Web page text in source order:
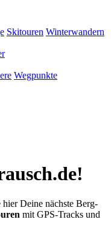
Skitouren Winterwandern
Wegpunkte
Deine nächste Berg-
mit GPS-Tracks und